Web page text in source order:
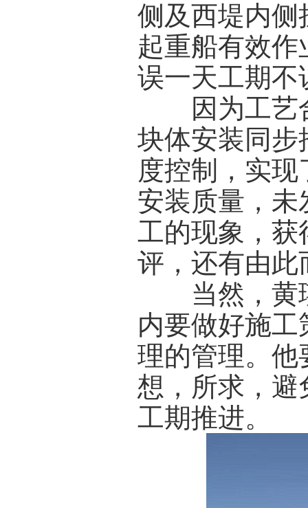
侧及西堤内侧
起重船有效
误一天工期不
因为工艺合
块体安装同步
度控制，实
安装质量，
工的现象，获
评，还有由此
当然，黄瑛
内要做好施
理的管理。他
想，所求，
工期推进。